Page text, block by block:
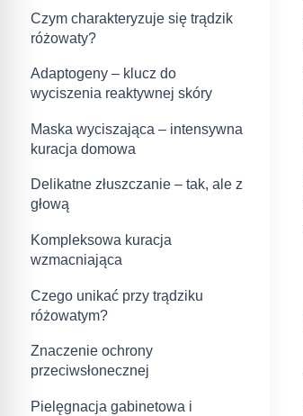
Czym charakteryzuje się trądzik
różowaty?
Adaptogeny – klucz do
wyciszenia reaktywnej skóry
Maska wyciszająca – intensywna
kuracja domowa
Delikatne złuszczanie – tak, ale z
głową
Kompleksowa kuracja
wzmacniająca
Czego unikać przy trądziku
różowatym?
Znaczenie ochrony
przeciwsłonecznej
Pielęgnacja gabinetowa i